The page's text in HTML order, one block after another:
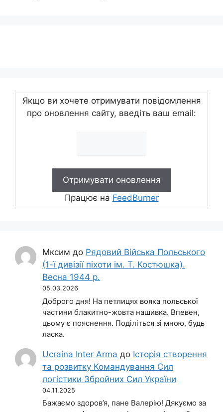
Якщо ви хочете отримувати повідомлення
про оновлення сайту, введіть ваш email:
Працює на FeedBurner
Мксим до Рядовий Війська Польського
(1-ї дивізії піхоти ім. Т. Костюшка).
Весна 1944 р.
05.03.2026
Доброго дня! На петлицях вояка польської
частини блакитно-жовта нашивка. Впевен,
цьому є пояснення. Поділіться зі мною, будь
ласка.
Ucraina Inter Arma до Історія створення
та розвитку Командування Сил
логістики Збройних Сил України
04.11.2025
Бажаємо здоров’я, пане Валерію! Дякуємо за